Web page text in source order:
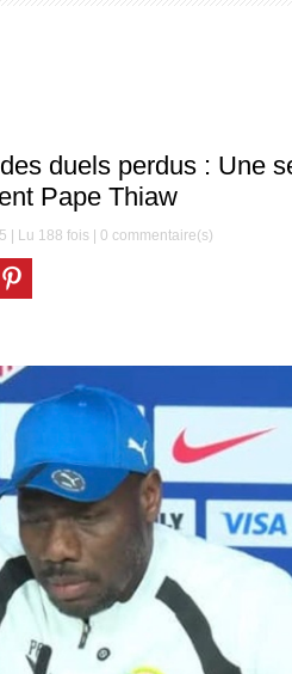
duels perdus : Une
Pape Thiaw
| Lu 188 fois |0 commentaire(s)